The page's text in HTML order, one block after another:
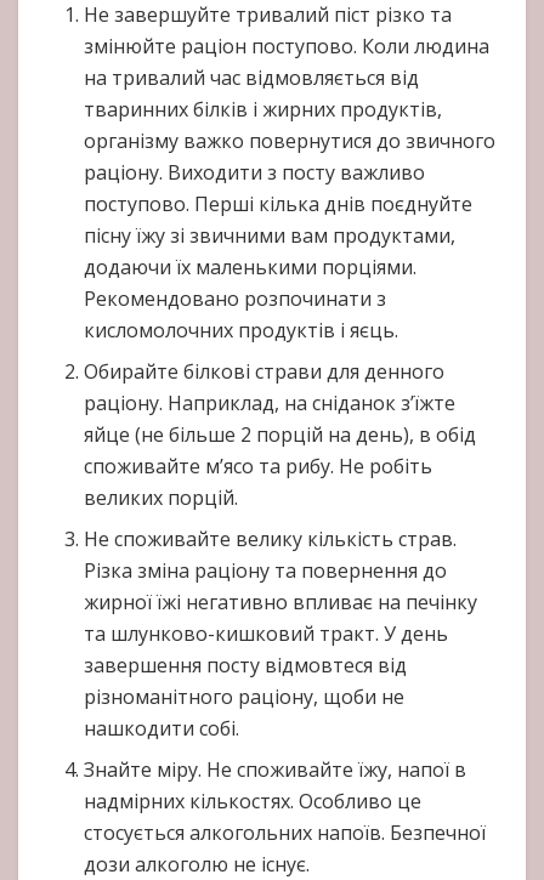
Не завершуйте тривалий піст різко та
змінюйте раціон поступово. Коли людина
на тривалий час відмовляється від
тваринних білків і жирних продуктів,
організму важко повернутися до звичного
раціону. Виходити з посту важливо
поступово. Перші кілька днів поєднуйте
пісну їжу зі звичними вам продуктами,
додаючи їх маленькими порціями.
Рекомендовано розпочинати з
кисломолочних продуктів і яєць.
Обирайте білкові страви для денного
раціону. Наприклад, на сніданок з’їжте
яйце (не більше 2 порцій на день), в обід
споживайте м’ясо та рибу. Не робіть
великих порцій.
Не споживайте велику кількість страв.
Різка зміна раціону та повернення до
жирної їжі негативно впливає на печінку
та шлунково-кишковий тракт. У день
завершення посту відмовтеся від
різноманітного раціону, щоби не
нашкодити собі.
Знайте міру. Не споживайте їжу, напої в
надмірних кількостях. Особливо це
стосується алкогольних напоїв. Безпечної
дози алкоголю не існує.